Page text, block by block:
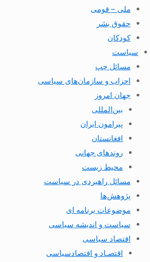
ملی – قومی
حقوق بشر
کودکان
سیاست
مسائل چپ
احزاب و سازمان‌های سیاسی
جهان امروز
بین‌المللی
پیرامون ایران
افغانستان
روندهای جهانی
محیط زیست
مسائل راهبردی در سیاست
پژوهش‌ها
موضوعات برنامه ای
سیاست و اندیشه سیاسی
اقتصاد سیاسی
اقتصـاد و اقتصاد‌سیاسی